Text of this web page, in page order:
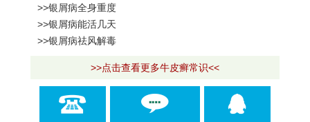
>>银屑病全身重度
>>银屑病能活几天
>>银屑病祛风解毒
>>点击查看更多牛皮癣常识<<